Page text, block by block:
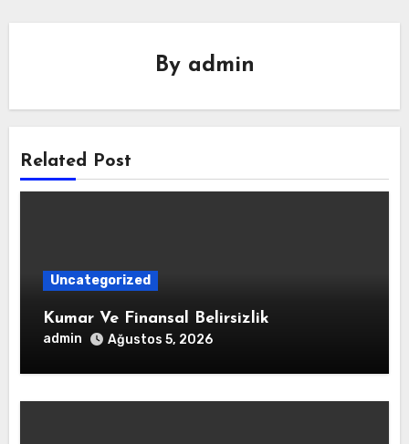
By admin
Related Post
Uncategorized
Kumar Ve Finansal Belirsizlik
admin Ağustos 5, 2026